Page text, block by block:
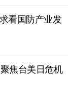
看国防产业发
焦台美日危机